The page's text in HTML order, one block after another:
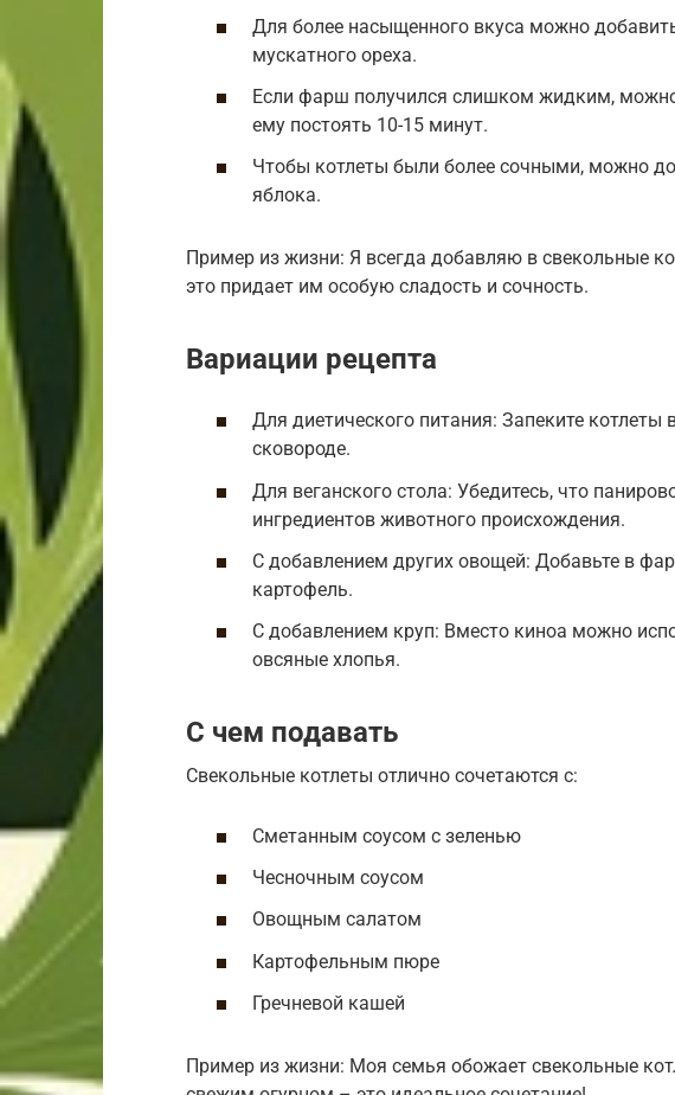
Для более насыщенного вкуса можно
мускатного ореха.
Если фарш получился слишком жидким,
ему постоять 10-15 минут.
Чтобы котлеты были более сочными, можно
яблока.
Пример из жизни: Я всегда добавляю в свекольные
это придает им особую сладость и сочность.
Вариации рецепта
Для диетического питания: Запеките котлеты
сковороде.
Для веганского стола: Убедитесь, что
ингредиентов животного происхождения.
С добавлением других овощей: Добавьте в
картофель.
С добавлением круп: Вместо киноа можно
овсяные хлопья.
С чем подавать
Свекольные котлеты отлично сочетаются с:
Сметанным соусом с зеленью
Чесночным соусом
Овощным салатом
Картофельным пюре
Гречневой кашей
Пример из жизни: Моя семья обожает свекольные